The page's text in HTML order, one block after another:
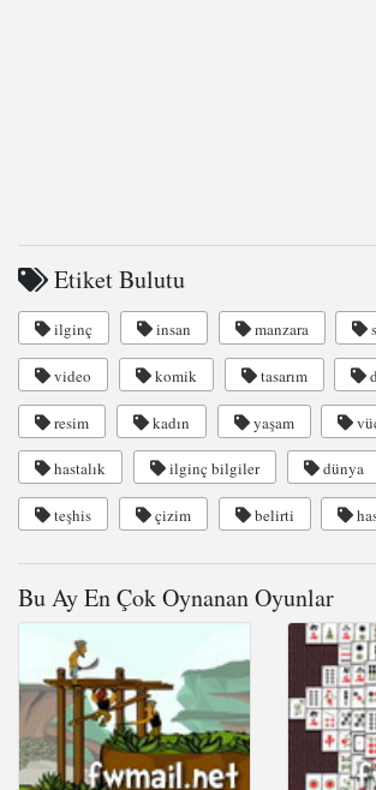
Etiket Bulutu
ilginç insan manzara
video komik tasarım
resim kadın yaşam
hastalık ilginç bilgiler dünya
teşhis çizim belirti
Bu Ay En Çok Oynanan Oyunlar